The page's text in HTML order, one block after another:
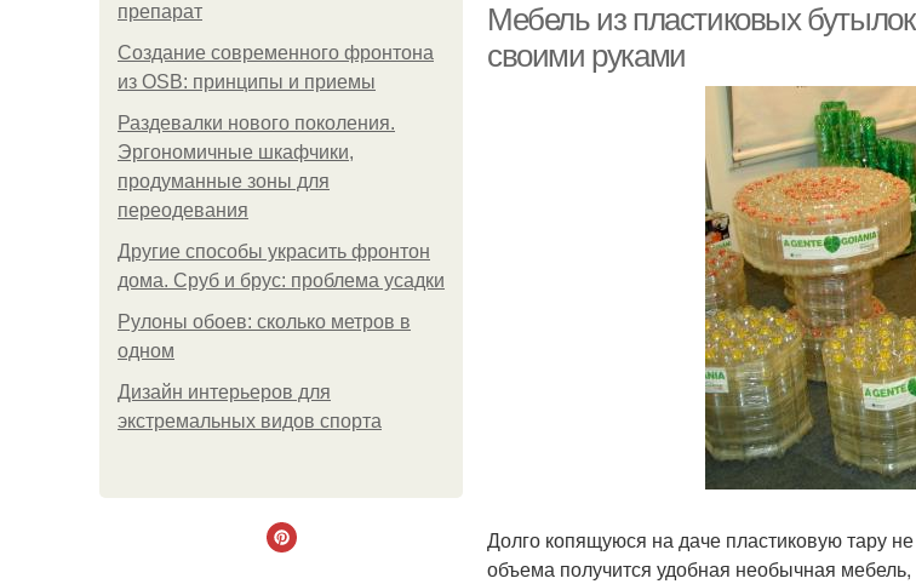
препарат
Создание современного фронтона
из OSB: принципы и приемы
Раздевалки нового поколения.
Эргономичные шкафчики,
продуманные зоны для
переодевания
Другие способы украсить фронтон
дома. Сруб и брус: проблема усадки
Рулоны обоев: сколько метров в
одном
Дизайн интерьеров для
экстремальных видов спорта
Мебель из пластиковых
своими руками
Долго копящуюся на даче пластиковую тару
объема получится удобная необычная